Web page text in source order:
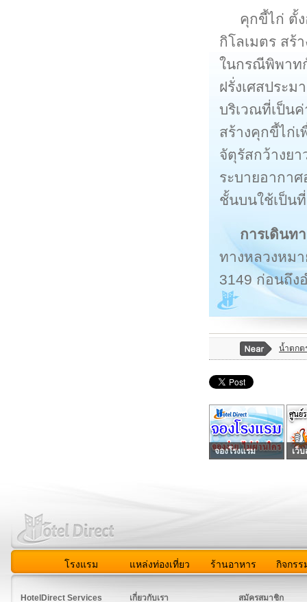
คุกขี้ไก่ ตั้
กิโลเมตร สร้
ในกรณีพิพาท
ฝรั่งเศสประ
บริเวณที่เป็น
สร้างคุกขี้ไก่
จัตุรัสกว้างย
ระบายอากา
ชั้นบนใช้เป็น
การเดินท
ทางหลวงหมา
3149 ก่อนถึง
น้ำตกต
จองโรงแรม เว็
โรงแรม แหล่งท่องเที่ยว ร้านอาหาร กิจกรร
HotelDirect Services
เกี่ยวกับเรา
สมัครสมาชิก